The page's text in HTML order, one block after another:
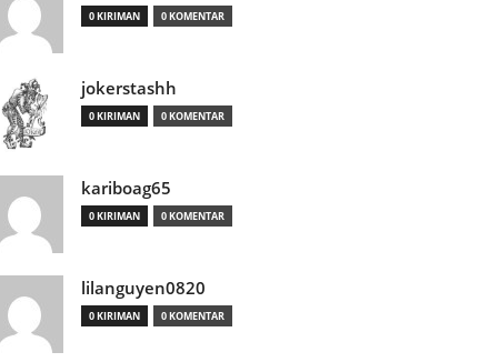
0 KIRIMAN 0 KOMENTAR
jokerstashh
0 KIRIMAN 0 KOMENTAR
kariboag65
0 KIRIMAN 0 KOMENTAR
lilanguyen0820
0 KIRIMAN 0 KOMENTAR